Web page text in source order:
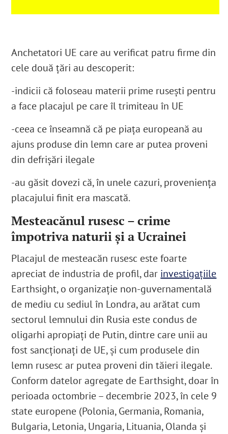
Anchetatori UE care au verificat patru firme din
cele două țări au descoperit:
-indicii că foloseau materii prime rusești pentru
a face placajul pe care îl trimiteau în UE
-ceea ce înseamnă că pe piața europeană au
ajuns produse din lemn care ar putea proveni
din defrișări ilegale
-au găsit dovezi că, în unele cazuri, proveniența
placajului finit era mascată.
Mesteacănul rusesc – crime
împotriva naturii și a Ucrainei
Placajul de mesteacăn rusesc este foarte
apreciat de industria de profil, dar investigațiile
Earthsight, o organizație non-guvernamentală
de mediu cu sediul în Londra, au arătat cum
sectorul lemnului din Rusia este condus de
oligarhi apropiați de Putin, dintre care unii au
fost sancționați de UE, și cum produsele din
lemn rusesc ar putea proveni din tăieri ilegale.
Conform datelor agregate de Earthsight, doar în
perioada octombrie – decembrie 2023, în cele 9
state europene (Polonia, Germania, Romania,
Bulgaria, Letonia, Ungaria, Lituania, Olanda și